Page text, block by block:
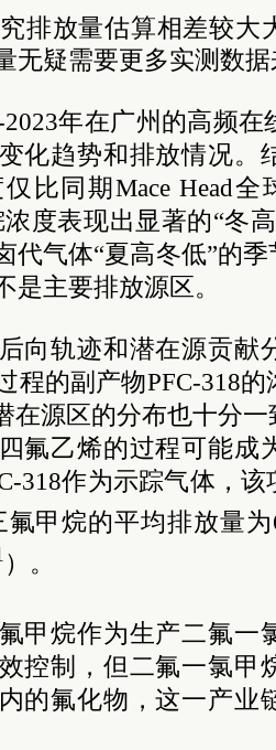
排放量估算相差较大
无疑需要更多实测数
年在广州的高频
化趋势和排放情况。
比同期Mace Head
度表现出显著的“冬
代气体“夏高冬低”的
是主要排放源区。
向轨迹和潜在源贡献
程的副产物PFC-318
在源区的分布也十分
氟乙烯的过程可能成
318作为示踪气体，
氟甲烷的平均排放量
）。
甲烷作为生产二氟一
控制，但二氟一氯甲
的氟化物，这一产业